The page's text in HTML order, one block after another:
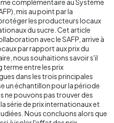
complémentaire au Système
mis au point par la
les producteurs locaux
du sucre. Cet article
avec le SAFP, arrive à
par rapport aux prix du
nous souhaitions savoir s'il
terme entre les prix
dans les trois principales
un échantillon pour la période
ne pouvons pas trouver des
série de prix internationaux et
Nous concluons alors que